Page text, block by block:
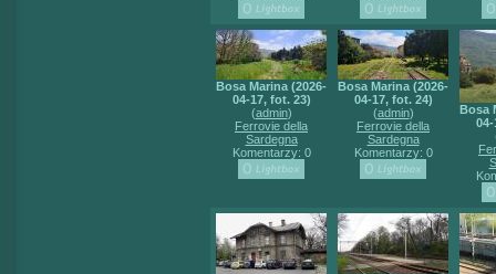
Bosa Marina (2026-
04-17, fot. 23)
(admin)
Ferrovie della
Sardegna
Komentarzy: 0
Bosa Marina (2026-
04-17, fot. 24)
(admin)
Ferrovie della
Sardegna
Komentarzy: 0
Bosa